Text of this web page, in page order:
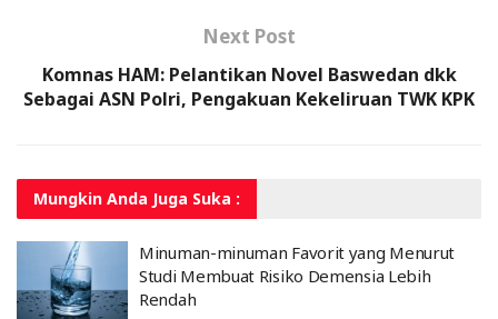
Next Post
Komnas HAM: Pelantikan Novel Baswedan dkk
Sebagai ASN Polri, Pengakuan Kekeliruan TWK KPK
Mungkin Anda Juga Suka :
Minuman-minuman Favorit yang Menurut
Studi Membuat Risiko Demensia Lebih
Rendah